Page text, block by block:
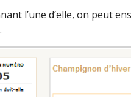
l’une d’elle, on peut